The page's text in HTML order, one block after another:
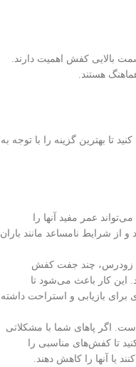
بالایی کفش اهمیت دارند.
هستند.
تا بهترین گزینه را با توجه به
عمر مفید آنها را
از شرایط نامساعد مانند باران
زودرس، چند جفت کفش
این کار باعث می‌شود تا
بازیابی و استراحت داشته
اگر پاهای شما با مشکلاتی
تا کفش‌های مناسبی را
یا آنها را کاهش دهند.